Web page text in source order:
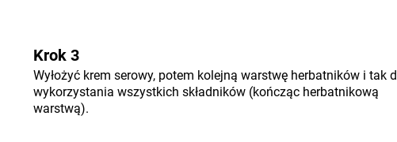
Krok 3
Wyłożyć krem serowy, potem kolejną warstwę herbatników i tak
wykorzystania wszystkich składników (kończąc herbatnikową
warstwą).